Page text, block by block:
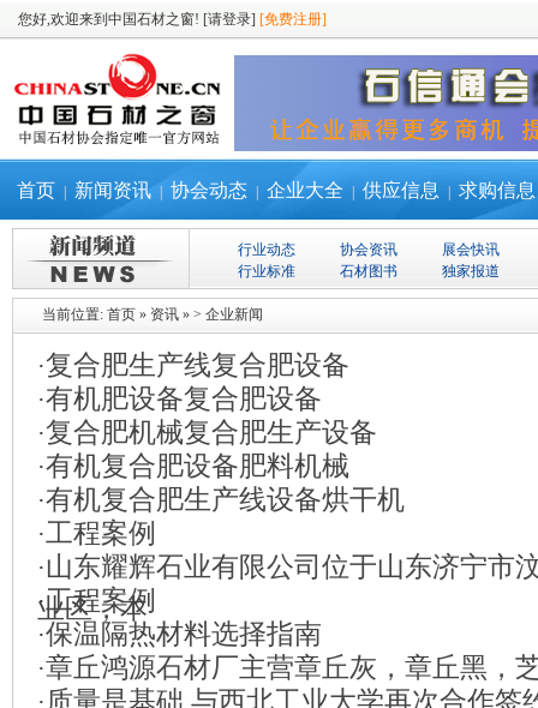
您好,欢迎来到中国石材之窗! [请登录] [免费注册]
首页 新闻资讯 协会动态 企业大全 供应信息 求购信息
行业动态 协会资讯
展会快讯
行业标准
石材图书 独家报道
当前位置: 首页 » 资讯 » > 企业新闻
·复合肥生产线复合肥设备
·有机肥设备复合肥设备
·复合肥机械复合肥生产设备
·有机复合肥设备肥料机械
·有机复合肥生产线设备烘干机
·工程案例
·山东耀辉石业有限公司位于山东济宁市
业区，本
·工程案例
·保温隔热材料选择指南
·章丘鸿源石材厂主营章丘灰，章丘黑，
· 质量是基础 与西北工业大学再次合作签